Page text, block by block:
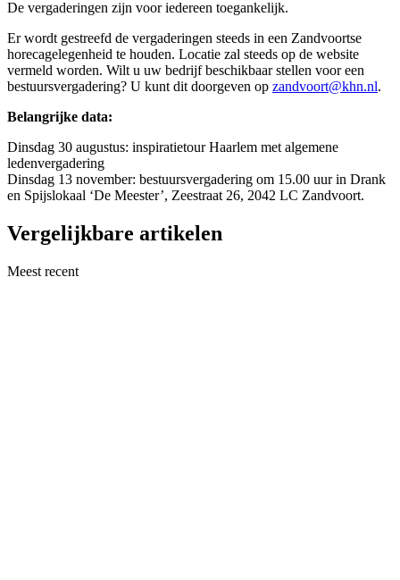
De vergaderingen zijn voor iedereen toegankelijk.
Er wordt gestreefd de vergaderingen steeds in een Zandvoortse
horecagelegenheid te houden. Locatie zal steeds op de website
vermeld worden. Wilt u uw bedrijf beschikbaar stellen voor een
bestuursvergadering? U kunt dit doorgeven op zandvoort@khn.nl.
Belangrijke data:
Dinsdag 30 augustus: inspiratietour Haarlem met algemene
ledenvergadering
Dinsdag 13 november: bestuursvergadering om 15.00 uur in Drank
en Spijslokaal ‘De Meester’, Zeestraat 26, 2042 LC Zandvoort.
Vergelijkbare artikelen
Meest recent